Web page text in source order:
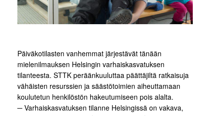
Päiväkotilasten vanhemmat järjestävät tänään
mielenilmauksen Helsingin varhaiskasvatuksen
tilanteesta. STTK peräänkuuluttaa päättäjiltä ratkaisuja
vähäisten resurssien ja säästötoimien aiheuttamaan
koulutetun henkilöstön hakeutumiseen pois alalta.
─ Varhaiskasvatuksen tilanne Helsingissä on vakava,